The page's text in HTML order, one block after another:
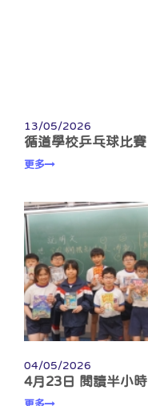
13/05/2026
循道學校乒乓球比賽
更多
04/05/2026
4月23日 閱讀半小時